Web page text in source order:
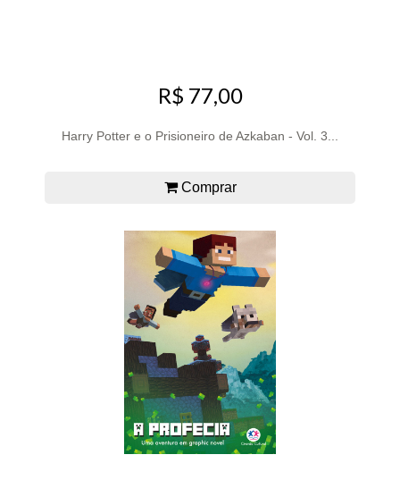
R$ 77,00
Harry Potter e o Prisioneiro de Azkaban - Vol. 3...
Comprar